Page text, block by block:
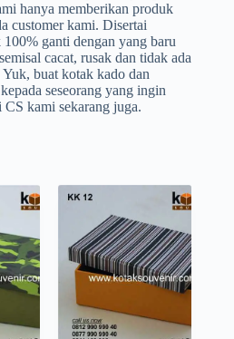
hanya memberikan produk
customer kami. Disertai
ganti dengan yang baru
cacat, rusak dan tidak ada
buat kotak kado dan
seseorang yang ingin
kami sekarang juga.